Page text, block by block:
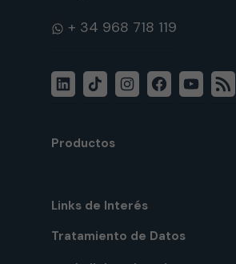
WhatsApp
LinkedInTikTokInstagram
FacebookYouTube
RSS-
Feed
Productos
Links de Interés
Tratamiento de Datos